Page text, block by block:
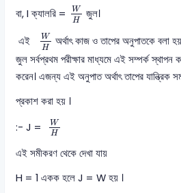
বা, I ক্যালরি =
W
H
W
জুল।
এই
W
H
W
অর্থাৎ কাজ ও তাপের অনুপাতকে বলা হয়
জুল সর্বপ্রথম পরীক্ষার মাধ্যমে এই সম্পর্ক স্থাপন
করেন। এজন্য এই অনুপাত অর্থাৎ তাপের যান্ত্রিক
প্রকাশ করা হয় ।
:- J =
W
H
W
এই সমীকরণ থেকে দেখা যায়
H = 1 একক হলে J = W হয় ।